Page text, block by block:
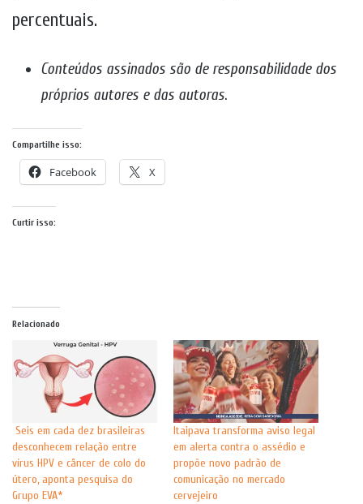
percentuais.
Conteúdos assinados são de responsabilidade dos
próprios autores e das autoras.
Compartilhe isso:
Facebook X
Curtir isso:
Relacionado
Seis em cada dez brasileiras
desconhecem relação entre
vírus HPV e câncer de colo do
útero, aponta pesquisa do
Grupo EVA*
Itaipava transforma aviso legal
em alerta contra o assédio e
propõe novo padrão de
comunicação no mercado
cervejeiro